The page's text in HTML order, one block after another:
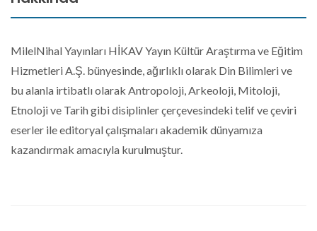
MilelNihal Yayınları HİKAV Yayın Kültür Araştırma ve Eğitim
Hizmetleri A.Ş. bünyesinde, ağırlıklı olarak Din Bilimleri ve
bu alanla irtibatlı olarak Antropoloji, Arkeoloji, Mitoloji,
Etnoloji ve Tarih gibi disiplinler çerçevesindeki telif ve çeviri
eserler ile editoryal çalışmaları akademik dünyamıza
kazandırmak amacıyla kurulmuştur.